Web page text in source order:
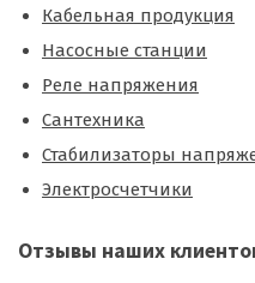
Кабельная продукция
Насосные станции
Реле напряжения
Сантехника
Стабилизаторы
Электросчетчики
Отзывы наших